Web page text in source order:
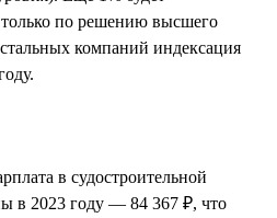
только по решению высшего
компаний индексация
в судостроительной
в 2023 году — 84 367 ₽, что